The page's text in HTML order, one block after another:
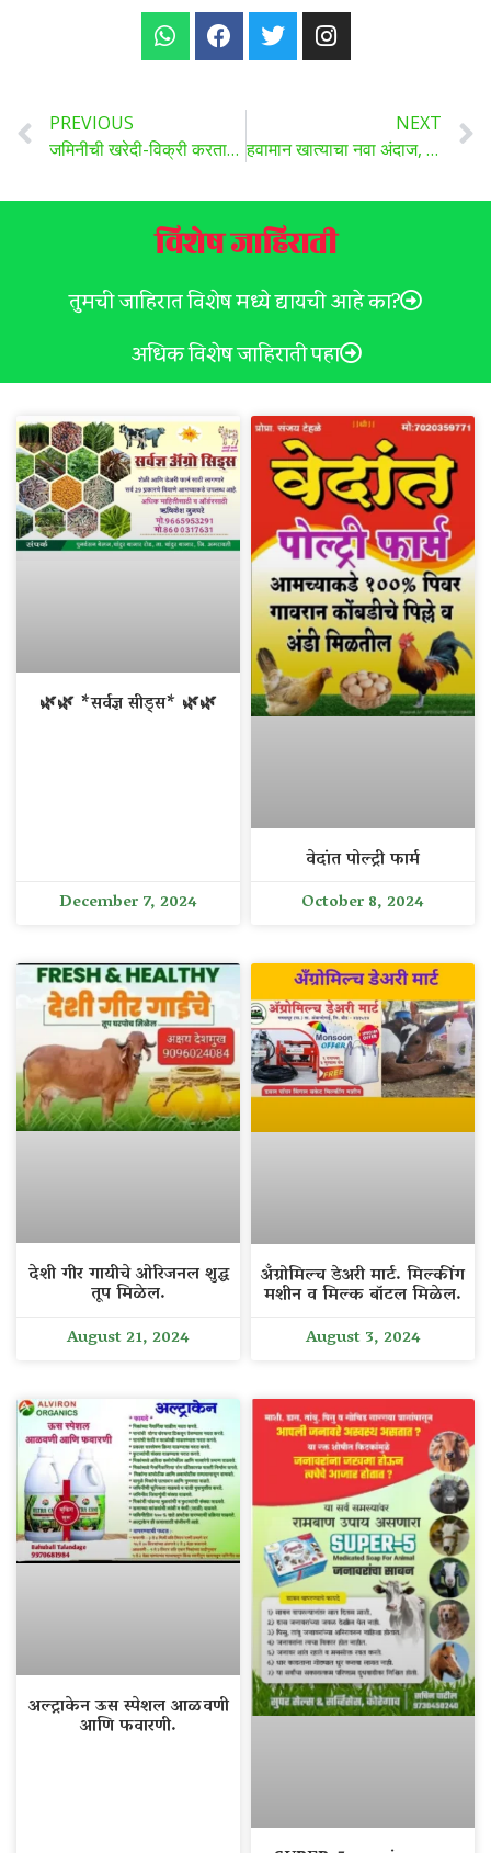
PREVIOUS
जमिनीची खरेदी-विक्री करताना या गोष्टी जरूर तपासा, त्यामुळे भविष्यात येणार नाहीत अडचणी वाचा सविस्तर …
NEXT
हवामान खात्याचा नवा अंदाज, आता कोणत्या भागात कधी आणि कुठे होणार गारपीठ जाणून घ्या …
विशेष जाहिराती
तुमची जाहिरात विशेष मध्ये द्यायची आहे का?
अधिक विशेष जाहिराती पहा
🌿🌿 *सर्वज्ञ सीड्स* 🌿🌿
December 7, 2024
वेदांत पोल्ट्री फार्म
October 8, 2024
देशी गीर गायीचे ओरिजनल शुद्ध
तूप मिळेल.
August 21, 2024
अँग्रोमिल्च डेअरी मार्ट. मिल्कींग
मशीन व मिल्क बॉटल मिळेल.
August 3, 2024
अल्ट्राकेन ऊस स्पेशल आळवणी
आणि फवारणी.